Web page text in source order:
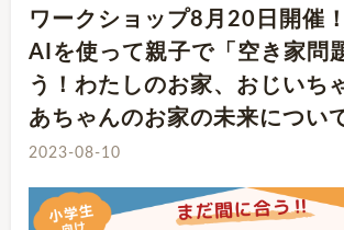
ワークショップ8月20日開催！
AIを使って親子で「空き家問
う！わたしのお家、おじいち
あちゃんのお家の未来につい
2023-08-10